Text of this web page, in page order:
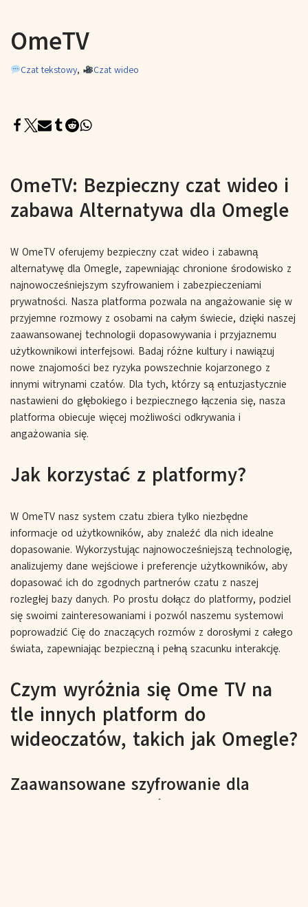
OmeTV
Czat tekstowy, Czat wideo
OmeTV: Bezpieczny czat wideo i
zabawa Alternatywa dla Omegle
W OmeTV oferujemy bezpieczny czat wideo i zabawną
alternatywę dla Omegle, zapewniając chronione środowisko z
najnowocześniejszym szyfrowaniem i zabezpieczeniami
prywatności. Nasza platforma pozwala na angażowanie się w
przyjemne rozmowy z osobami na całym świecie, dzięki naszej
zaawansowanej technologii dopasowywania i przyjaznemu
użytkownikowi interfejsowi. Badaj różne kultury i nawiązuj
nowe znajomości bez ryzyka powszechnie kojarzonego z
innymi witrynami czatów. Dla tych, którzy są entuzjastycznie
nastawieni do głębokiego i bezpiecznego łączenia się, nasza
platforma obiecuje więcej możliwości odkrywania i
angażowania się.
Jak korzystać z platformy?
W OmeTV nasz system czatu zbiera tylko niezbędne
informacje od użytkowników, aby znaleźć dla nich idealne
dopasowanie. Wykorzystując najnowocześniejszą technologię,
analizujemy dane wejściowe i preferencje użytkowników, aby
dopasować ich do zgodnych partnerów czatu z naszej
rozległej bazy danych. Po prostu dołącz do platformy, podziel
się swoimi zainteresowaniami i pozwól naszemu systemowi
poprowadzić Cię do znaczących rozmów z dorosłymi z całego
świata, zapewniając bezpieczną i pełną szacunku interakcję.
Czym wyróżnia się Ome TV na
tle innych platform do
wideoczatów, takich jak Omegle?
Zaawansowane szyfrowanie dla
bezpiecznych rozmów wideo